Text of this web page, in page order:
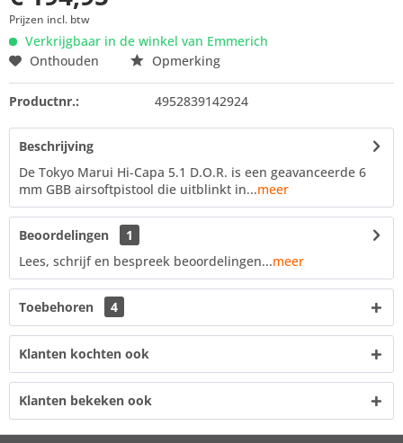
Prijzen incl. btw
Verkrijgbaar in de winkel van Emmerich
Onthouden
Opmerking
Productnr.: 4952839142924
Beschrijving
De Tokyo Marui Hi-Capa 5.1 D.O.R. is een geavanceerde 6
mm GBB airsoftpistool die uitblinkt in...meer
Beoordelingen
1
Lees, schrijf en bespreek beoordelingen...meer
Toebehoren 4
Klanten kochten ook
Klanten bekeken ook